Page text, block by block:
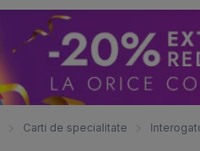
Carti de specialitate